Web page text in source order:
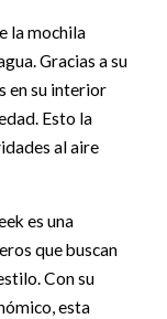
la mochila
Gracias a su
en su interior
Esto la
al aire
es una
que buscan
Con su
esta